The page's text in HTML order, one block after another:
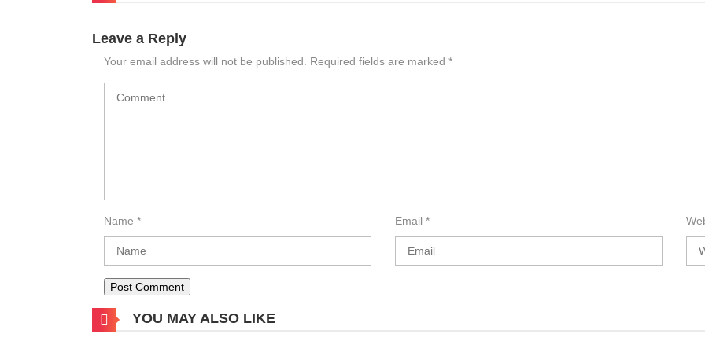
Leave a Reply
Your email address will not be published. Required fields are marked *
Name * Email *
YOU MAY ALSO LIKE